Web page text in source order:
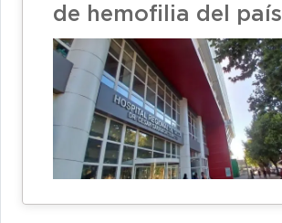
de hemofilia del país